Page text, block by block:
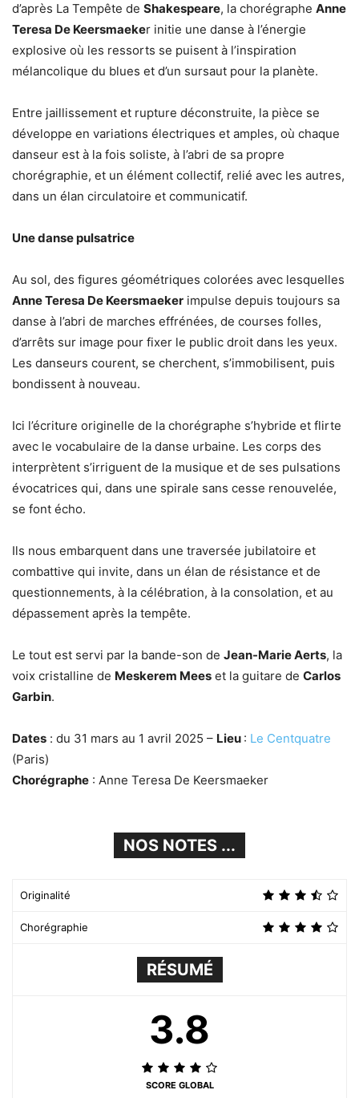
d’après La Tempête de Shakespeare, la chorégraphe Anne
Teresa De Keersmaeker initie une danse à l’énergie
explosive où les ressorts se puisent à l’inspiration
mélancolique du blues et d’un sursaut pour la planète.
Entre jaillissement et rupture déconstruite, la pièce se
développe en variations électriques et amples, où chaque
danseur est à la fois soliste, à l’abri de sa propre
chorégraphie, et un élément collectif, relié avec les autres,
dans un élan circulatoire et communicatif.
Une danse pulsatrice
Au sol, des figures géométriques colorées avec lesquelles
Anne Teresa De Keersmaeker impulse depuis toujours sa
danse à l’abri de marches effrénées, de courses folles,
d’arrêts sur image pour fixer le public droit dans les yeux.
Les danseurs courent, se cherchent, s’immobilisent, puis
bondissent à nouveau.
Ici l’écriture originelle de la chorégraphe s’hybride et flirte
avec le vocabulaire de la danse urbaine. Les corps des
interprètent s’irriguent de la musique et de ses pulsations
évocatrices qui, dans une spirale sans cesse renouvelée,
se font écho.
Ils nous embarquent dans une traversée jubilatoire et
combattive qui invite, dans un élan de résistance et de
questionnements, à la célébration, à la consolation, et au
dépassement après la tempête.
Le tout est servi par la bande-son de Jean-Marie Aerts, la
voix cristalline de Meskerem Mees et la guitare de Carlos
Garbin.
Dates : du 31 mars au 1 avril 2025 – Lieu : Le Centquatre
(Paris)
Chorégraphe : Anne Teresa De Keersmaeker
NOS NOTES ...
Originalité
Chorégraphie
RÉSUMÉ
3.8
SCORE GLOBAL